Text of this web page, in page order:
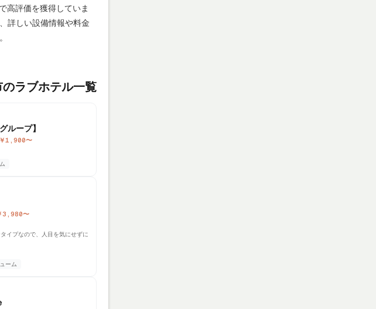
高評価を獲得していま
詳しい設備情報や料金
ラブホテル一覧
ループ】
￥1,900〜
3,980〜
イプなので、人目を気にせずに
ーム